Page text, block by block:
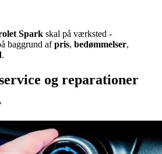
Spark skal på værksted -
baggrund afpris, bedømmelser,
.
og reparationer